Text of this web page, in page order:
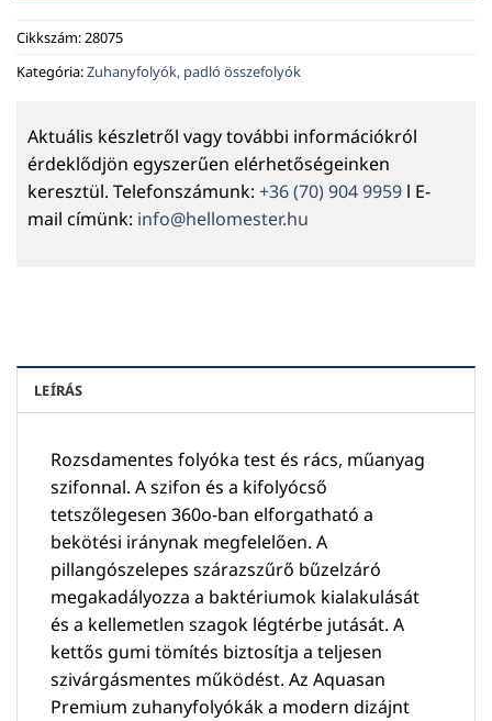
Cikkszám: 28075
Kategória:Zuhanyfolyók, padló összefolyók
Aktuális készletről vagy további információkról
érdeklődjön egyszerűen elérhetőségeinken
keresztül. Telefonszámunk: +36 (70) 904 9959 l E-
mail címünk: info@hellomester.hu
LEÍRÁS
Rozsdamentes folyóka test és rács, műanyag
szifonnal. A szifon és a kifolyócső
tetszőlegesen 360o-ban elforgatható a
bekötési iránynak megfelelően. A
pillangószelepes szárazszűrő bűzelzáró
megakadályozza a baktériumok kialakulását
és a kellemetlen szagok légtérbe jutását. A
kettős gumi tömítés biztosítja a teljesen
szivárgásmentes működést. Az Aquasan
Premium zuhanyfolyókák a modern dizájnt